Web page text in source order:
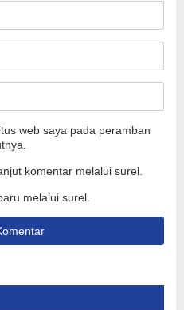
web saya pada peramban
komentar melalui surel.
melalui surel.